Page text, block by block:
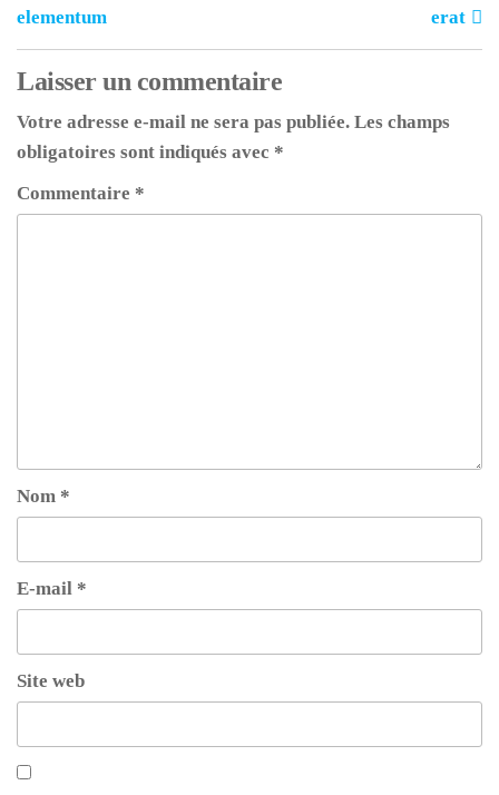
elementum
erat
Laisser un commentaire
Votre adresse e-mail ne sera pas publiée. Les champs
obligatoires sont indiqués avec *
Commentaire *
Nom *
E-mail *
Site web